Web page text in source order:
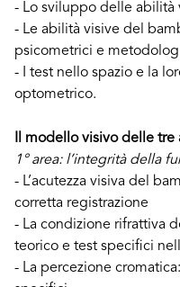
- Lo sviluppo delle
- Le abilità visive del
psicometrici e
- I test nello spazio e la
optometrico.
Il modello visivo delle tre
1° area: l’integrità della
- L’acutezza visiva del
corretta registrazione
- La condizione rifrattiva
teorico e test specifici
- La percezione